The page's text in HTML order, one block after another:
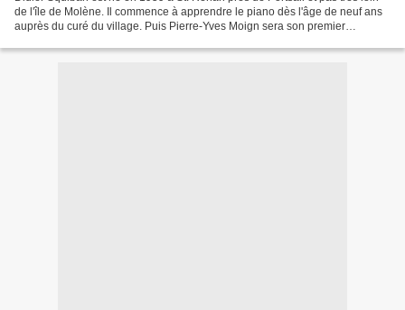
de l'île de Molène. Il commence à apprendre le piano dès l'âge de neuf ans
auprès du curé du village. Puis Pierre-Yves Moign sera son premier